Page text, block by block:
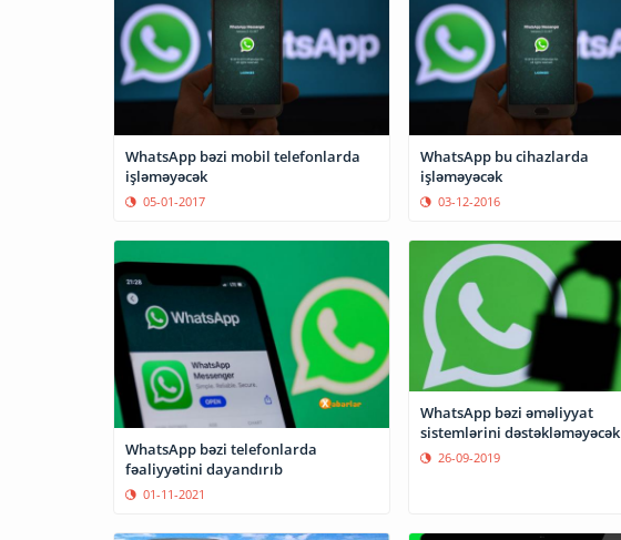
WhatsApp bəzi mobil telefonlarda
işləməyəcək
05-01-2017
WhatsApp bu cihazlarda
işləməyəcək
03-12-2016
WhatsApp bəzi telefonlarda
fəaliyyətini dayandırıb
01-11-2021
WhatsApp bəzi əməliyyat
sistemlərini dəstəkləməyəcək
26-09-2019